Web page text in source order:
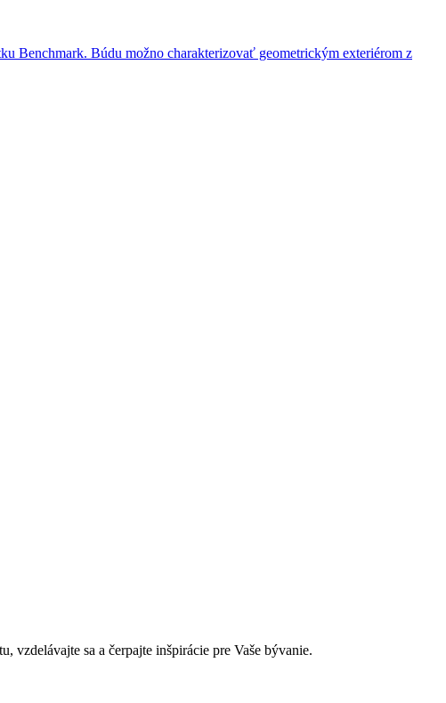
Benchmark. Búdu možno charakterizovať geometrickým exteriérom z
vzdelávajte sa a čerpajte inšpirácie pre Vaše bývanie.